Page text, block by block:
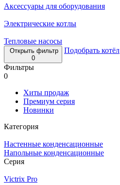
Аксессуары для оборудования
Электрические котлы
Тепловые насосы
Открыть фильтр
0
Подобрать котёл
Фильтры
0
Хиты продаж
Премиум серия
Новинки
Категория
Настенные конденсационные
Напольные конденсационные
Серия
Victrix Pro